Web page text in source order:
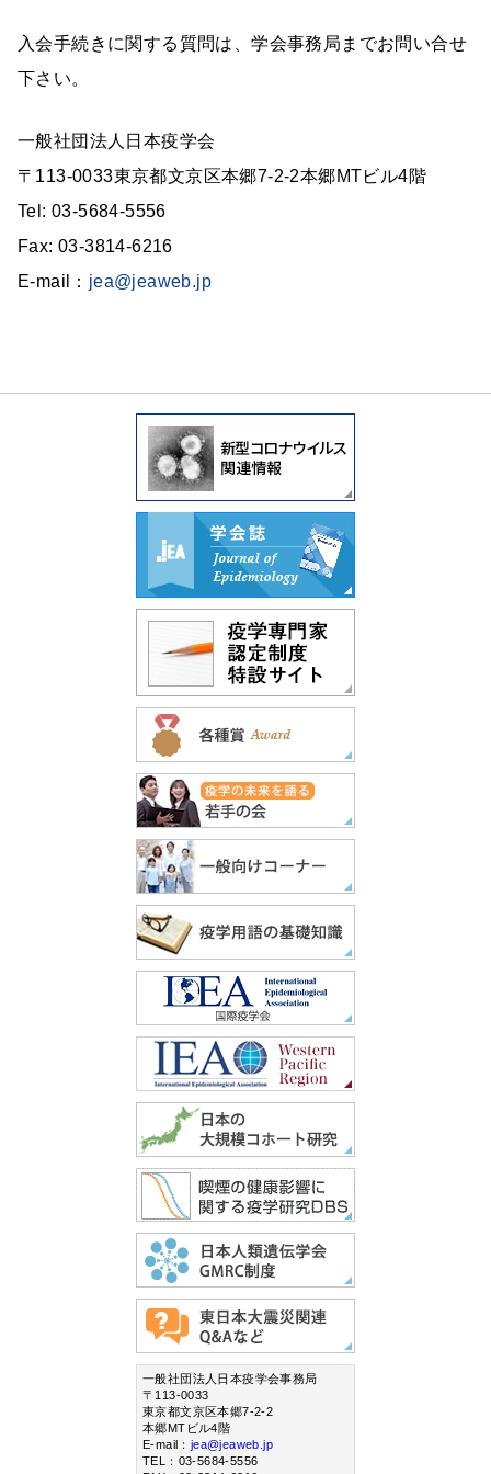
入会手続きに関する質問は、学会事務局までお問い合せ
下さい。
一般社団法人日本疫学会
〒113-0033東京都文京区本郷7-2-2本郷MTビル4階
Tel: 03-5684-5556
Fax: 03-3814-6216
E-mail： jea@jeaweb.jp
一般社団法人日本疫学会事務局
〒113-0033
東京都文京区本郷7-2-2
本郷MTビル4階
E-mail： jea@jeaweb.jp
TEL：03-5684-5556